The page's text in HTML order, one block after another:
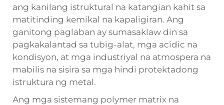
ang kanilang istruktural na katangian kahit sa
matitinding kemikal na kapaligiran. Ang
ganitong paglaban ay sumasaklaw din sa
pagkakalantad sa tubig-alat, mga acidic na
kondisyon, at mga industriyal na atmospera na
mabilis na sisira sa mga hindi protektadong
istruktura ng metal.
Ang mga sistemang polymer matrix na